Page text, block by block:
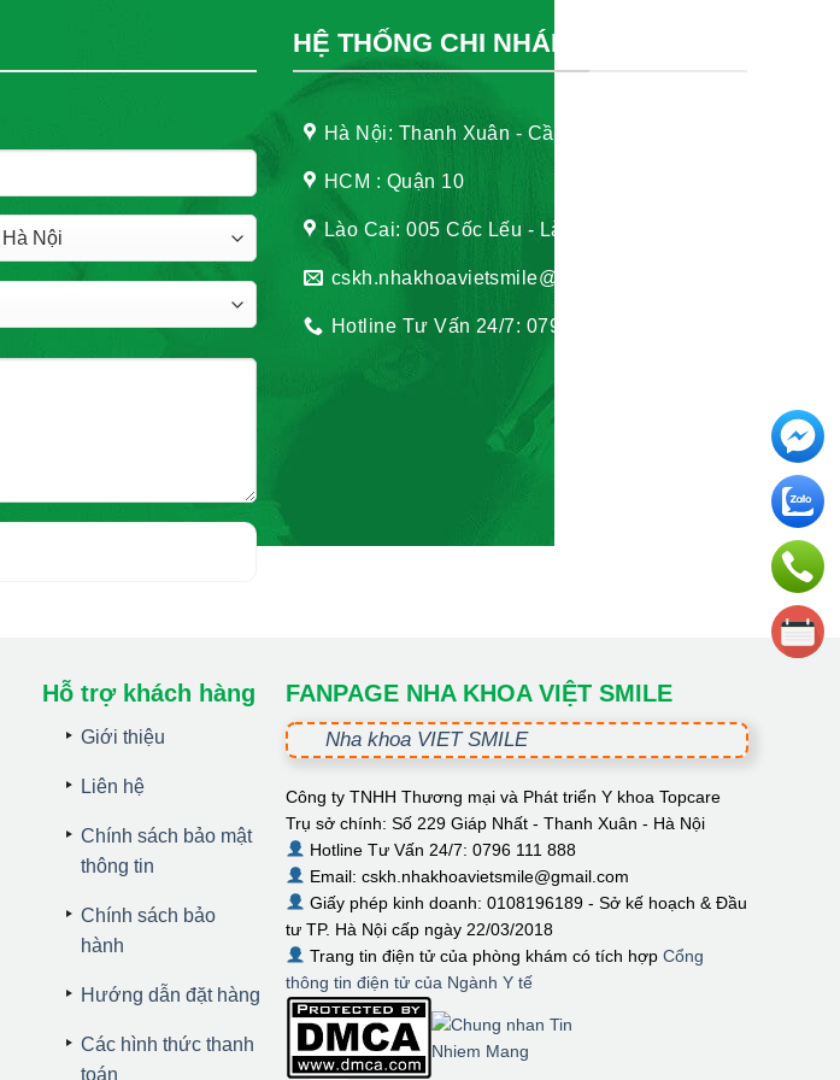
HỆ THỐNG CHI NHÁNH
Hà Nội: Thanh Xuân - Cầu Giấy
HCM : Quận 10
Lào Cai: 005 Cốc Lếu - Lào Cai
cskh.nhakhoavietsmile@gmail.com
Hotline Tư Vấn 24/7: 0796 111 888
Hỗ trợ khách hàng
Giới thiệu
Liên hệ
Chính sách bảo mật
thông tin
Chính sách bảo
hành
Hướng dẫn đặt hàng
Các hình thức thanh
toán
FANPAGE NHA KHOA VIỆT SMILE
Nha khoa VIET SMILE
Công ty TNHH Thương mại và Phát triển Y khoa Topcare
Trụ sở chính: Số 229 Giáp Nhất - Thanh Xuân - Hà Nội
Hotline Tư Vấn 24/7: 0796 111 888
Email: cskh.nhakhoavietsmile@gmail.com
Giấy phép kinh doanh: 0108196189 - Sở kế hoạch & Đầu
tư TP. Hà Nội cấp ngày 22/03/2018
Trang tin điện tử của phòng khám có tích hợp Cổng
thông tin điện tử của Ngành Y tế